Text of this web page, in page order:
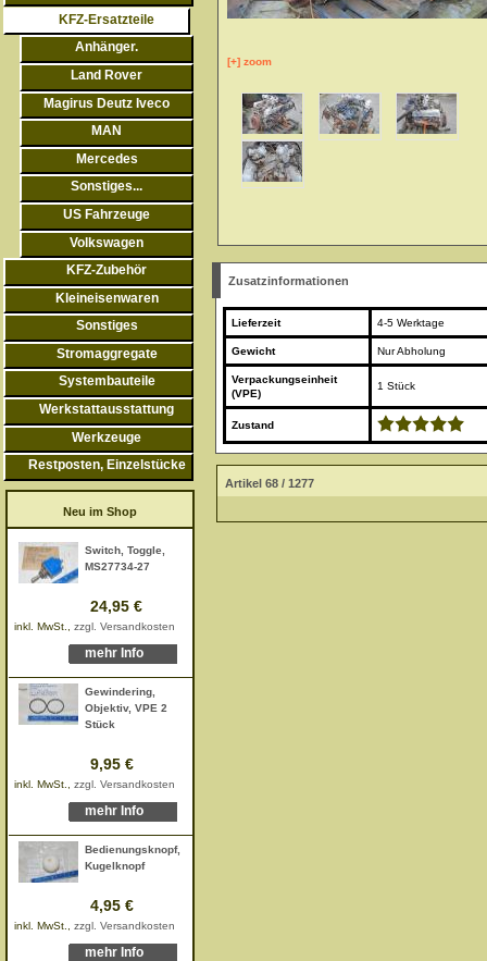
KFZ-Ersatzteile
Anhänger.
Land Rover
Magirus Deutz Iveco
MAN
Mercedes
Sonstiges...
US Fahrzeuge
Volkswagen
KFZ-Zubehör
Kleineisenwaren
Sonstiges
Stromaggregate
Systembauteile
Werkstattausstattung
Werkzeuge
Restposten, Einzelstücke
Neu im Shop
Switch, Toggle,
MS27734-27
24,95 €
inkl. MwSt., zzgl. Versandkosten
mehr Info
Gewindering,
Objektiv, VPE 2
Stück
9,95 €
inkl. MwSt., zzgl. Versandkosten
mehr Info
Bedienungsknopf,
Kugelknopf
4,95 €
inkl. MwSt., zzgl. Versandkosten
mehr Info
[+] zoom
Zusatzinformationen
Lieferzeit 4-5 Werktage
Gewicht Nur Abholung
Verpackungseinheit
(VPE)
1 Stück
Zustand
Artikel 68 / 1277